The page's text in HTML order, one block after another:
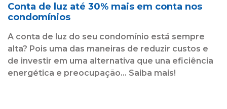
Conta de luz até 30% mais em conta nos
condomínios
A conta de luz do seu condomínio está sempre
alta? Pois uma das maneiras de reduzir custos e
de investir em uma alternativa que una eficiência
energética e preocupação... Saiba mais!